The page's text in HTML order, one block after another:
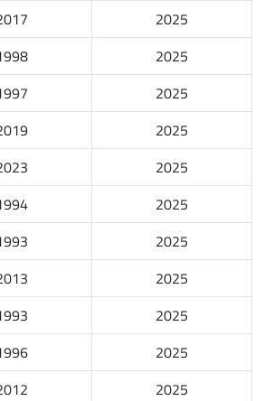
2025
2025
2025
2025
2025
2025
2025
2025
2025
2025
2025